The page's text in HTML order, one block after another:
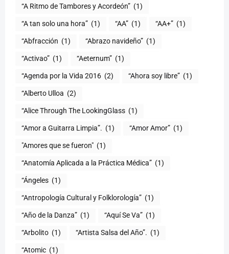
“A Ritmo de Tambores y Acordeón” (1)
“A tan solo una hora” (1) “AA” (1) “AA+” (1)
“Abfracción (1) “Abrazo navideño” (1)
“Activao” (1) “Aeternum” (1)
“Agenda por la Vida 2016 (2) “Ahora soy libre” (1)
“Alberto Ulloa (2)
“Alice Through The LookingGlass (1)
“Amor a Guitarra Limpia”. (1) “Amor Amor” (1)
"Amores que se fueron" (1)
“Anatomía Aplicada a la Práctica Médica” (1)
“Ángeles (1)
“Antropología Cultural y Folklorología” (1)
“Año de la Danza” (1) “Aquí Se Va” (1)
“Arbolito (1) “Artista Salsa del Año”. (1)
“Atomic (1)